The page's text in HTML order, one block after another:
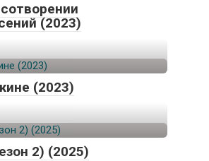
(2023)
(2023)
2) (2025)